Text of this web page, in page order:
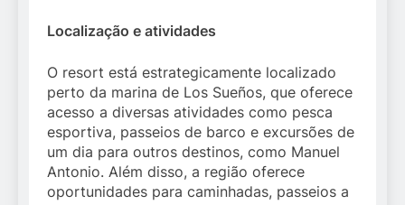
Localização e atividades
O resort está estrategicamente localizado
perto da marina de Los Sueños, que oferece
acesso a diversas atividades como pesca
esportiva, passeios de barco e excursões de
um dia para outros destinos, como Manuel
Antonio. Além disso, a região oferece
oportunidades para caminhadas, passeios a